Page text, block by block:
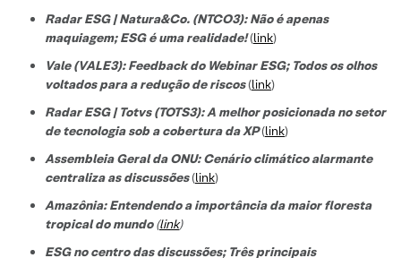
Radar ESG | Natura&Co. (NTCO3): Não é apenas
maquiagem; ESG é uma realidade!(link)
Vale (VALE3): Feedback do Webinar ESG; Todos os olhos
voltados para a redução de riscos(link)
Radar ESG | Totvs (TOTS3): A melhor posicionada no setor
de tecnologia sob a cobertura da XP(link)
Assembleia Geral da ONU: Cenário climático alarmante
centraliza as discussões(link)
Amazônia: Entendendo a importância da maior floresta
tropical do mundo (link)
ESG no centro das discussões; Três principais